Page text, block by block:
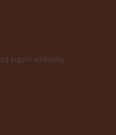
kupní smlouvy